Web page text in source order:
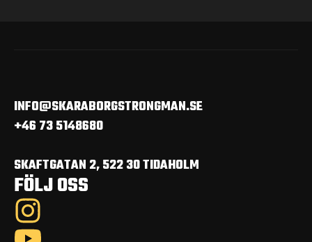
INFO@SKARABORGSTRONGMAN.SE
+46 73 5148680
SKAFTGATAN 2, 522 30 TIDAHOLM
FÖLJ OSS